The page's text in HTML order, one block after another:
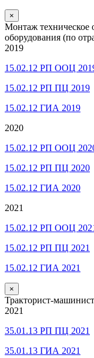
×
Монтаж
оборудования (по
2019
15.02.12 РП ООЦ
15.02.12 РП ПЦ 2019
15.02.12 ГИА 2019
2020
15.02.12 РП ООЦ
15.02.12 РП ПЦ 2020
15.02.12 ГИА 2020
2021
15.02.12 РП ООЦ
15.02.12 РП ПЦ 2021
15.02.12 ГИА 2021
×
Тракторист-машинист
2021
35.01.13 РП ПЦ 2021
35.01.13 ГИА 2021